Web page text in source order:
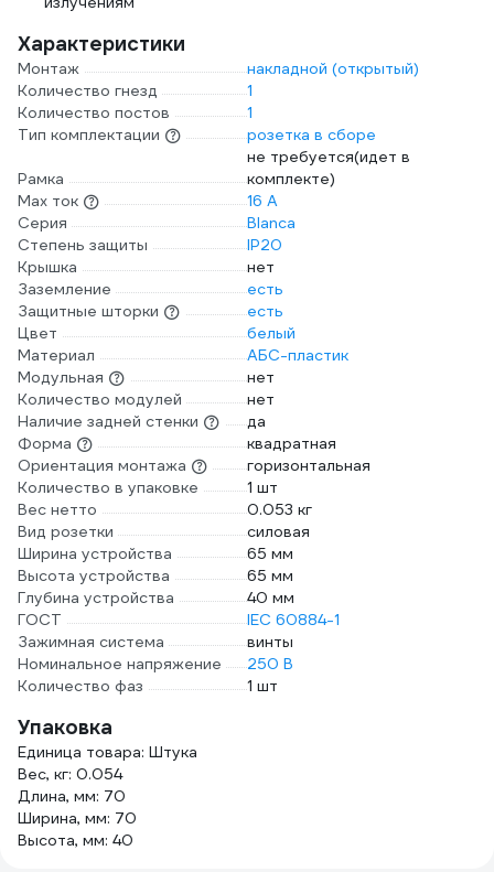
Характеристики
Монтаж
накладной (открытый)
Количество гнезд
1
Количество постов
1
Тип комплектации
розетка в сборе
Рамка
не требуется(идет в
комплекте)
Max ток
16 А
Серия
Blanca
Степень защиты
IP20
Крышка
нет
Заземление
есть
Защитные шторки
есть
Цвет
белый
Материал
АБС-пластик
Модульная
нет
Количество модулей
нет
Наличие задней стенки
да
Форма
квадратная
Ориентация монтажа
горизонтальная
Количество в упаковке
1 шт
Вес нетто
0.053 кг
Вид розетки
силовая
Ширина устройства
65 мм
Высота устройства
65 мм
Глубина устройства
40 мм
ГОСТ
IEC 60884-1
Зажимная система
винты
Номинальное напряжение
250 В
Количество фаз
1 шт
Упаковка
Единица товара: Штука
Вес, кг: 0.054
Длина, мм: 70
Ширина, мм: 70
Высота, мм: 40